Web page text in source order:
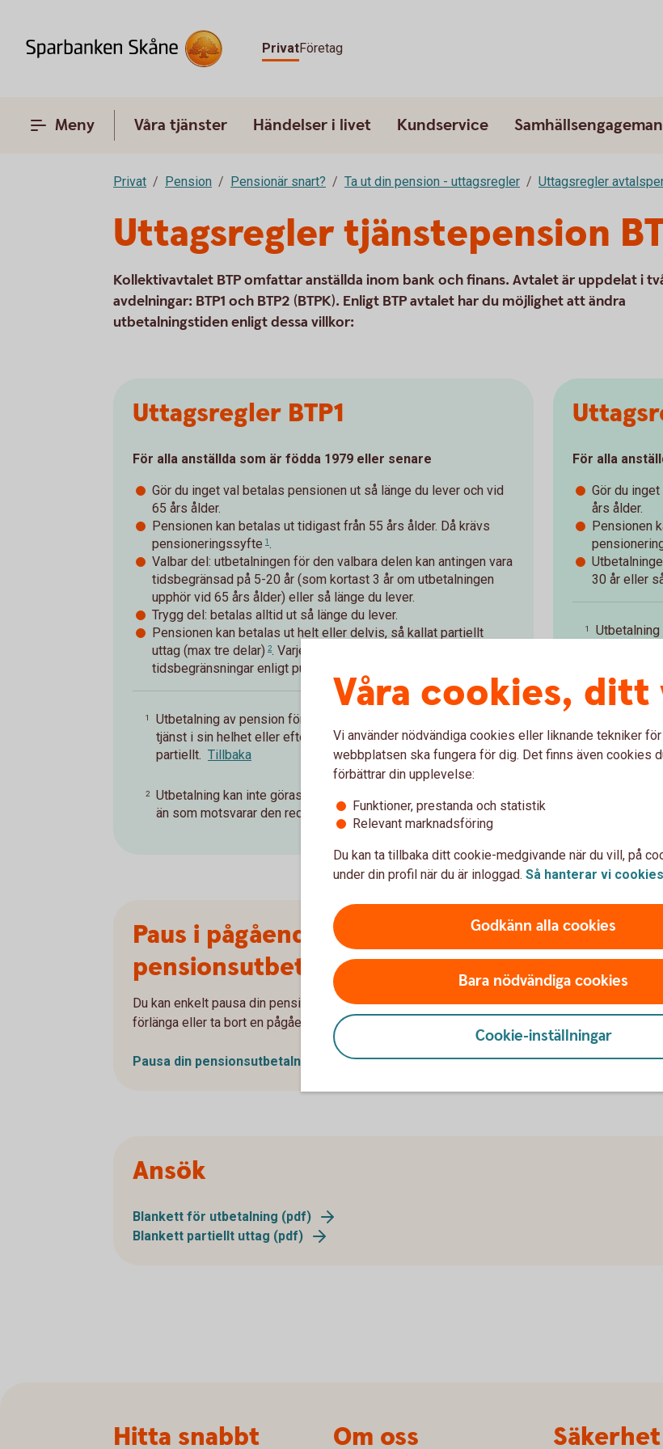
PrivatFöretag
Meny Våra tjänster Händelser i livet Kundservice
Privat Pension Pensionär snart? Ta ut din pension - uttagsregler Uttagsregler
Uttagsregler tjänstepension
Kollektivavtalet BTP omfattar anställda inom bank och finans. Avtalet är uppdelat i
avdelningar: BTP1 och BTP2 (BTPK). Enligt BTP avtalet har du möjlighet att ändra
utbetalningstiden enligt dessa villkor:
Uttagsregler BTP1
För alla anställda som är födda 1979 eller senare
Gör du inget val betalas pensionen ut så länge du lever och vid
65 års ålder.
Pensionen kan betalas ut tidigast från 55 års ålder. Då krävs
pensioneringssyfte 1.
Valbar del: utbetalningen för den valbara delen kan antingen vara
tidsbegränsad på 5-20 år (som kortast 3 år om utbetalningen
upphör vid 65 års ålder) eller så länge du lever.
Trygg del: betalas alltid ut så länge du lever.
Pensionen kan betalas ut helt eller delvis, så kallat partiellt
uttag (max tre delar) 2. Varje deluttag måste uppfylla
tidsbegränsningar enligt punkten tre ovan.
1
Utbetalning av pension förutsätter att den anställde avgår ur
tjänst i sin helhet eller efter arbetsgivarens godkännande
partiellt. Tillbaka
2
Utbetalning kan inte göras med större andel av försäkringen
än som motsvarar den reducerade arbetstiden. Tillbaka
För alla
Gör du
års ålder.
Pensionen
30 år eller
1
tjänst i sin
Paus i pågående
pensionsutbetalning
Du kan enkelt pausa din pensionsutbetalning och även förkorta,
förlänga eller ta bort en pågående paus.
Pausa din pensionsutbetalning
Behöver du
Blankett
Ansök
Blankett för utbetalning (pdf)
Blankett partiellt uttag (pdf)
Våra cookies, ditt
Vi använder nödvändiga cookies eller liknande tekniker
webbplatsen ska fungera för dig. Det finns även cookies
förbättrar din upplevelse:
Funktioner, prestanda och statistik
Relevant marknadsföring
Du kan ta tillbaka ditt cookie-medgivande när du vill, på
under din profil när du är inloggad. Så hanterar vi cookies
Godkänn alla cookies
Bara nödvändiga cookies
Cookie-inställningar
Hitta snabbt Om oss